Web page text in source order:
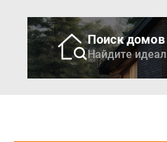
Поиск домов
Найдите